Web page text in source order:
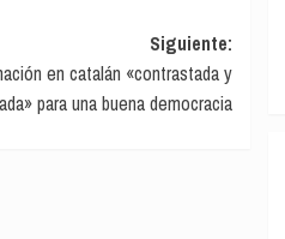
Siguiente:
en catalán «contrastada y
para una buena democracia